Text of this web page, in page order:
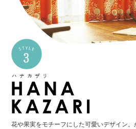
花や果実をモチーフにした可愛いデザイン。